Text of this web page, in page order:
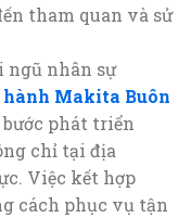
tham quan và sử
ngũ nhân sự
hành Makita Buôn
phát triển
chỉ tại địa
Việc kết hợp
cách phục vụ tận